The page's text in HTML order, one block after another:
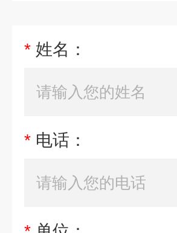
* 姓名：
* 电话：